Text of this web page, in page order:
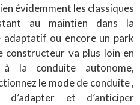
évidemment les classiques
au maintien dans la
ou encore un park
constructeur va plus loin en
la conduite autonome,
le mode de conduite ,
et d’anticiper